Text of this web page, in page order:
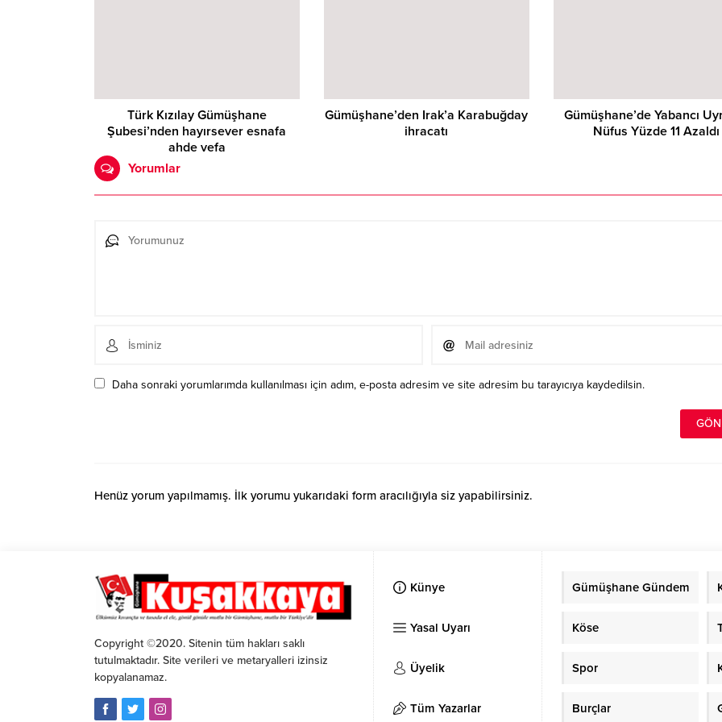
Türk Kızılay Gümüşhane
Şubesi’nden hayırsever esnafa
ahde vefa
Gümüşhane’den Irak’a Karabuğday
ihracatı
Gümüşhane’de Yabancı
Nüfus Yüzde 11 Azaldı
Yorumlar
Daha sonraki yorumlarımda kullanılması için adım, e-posta adresim ve site adresim bu tarayıcıya kaydedilsin.
Henüz yorum yapılmamış. İlk yorumu yukarıdaki form aracılığıyla siz yapabilirsiniz.
Copyright ©2020. Sitenin tüm hakları saklı
tutulmaktadır. Site verileri ve metaryalleri izinsiz
kopyalanamaz.
Künye
Yasal Uyarı
Üyelik
Tüm Yazarlar
Gümüşhane Gündem
Köse
Spor
Burçlar